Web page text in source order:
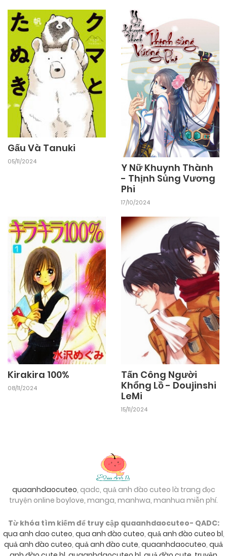
Gấu Và Tanuki
05/11/2024
Y Nữ Khuynh Thành
- Thịnh Sủng Vương
Phi
17/10/2024
Kirakira 100%
08/11/2024
Tấn Công Người
Khổng Lồ - Doujinshi
LeMi
15/11/2024
quaanhdaocuteo, qadc, quả anh đào cuteo là trang đọc
truyện online boylove, manga, manhwa, manhua miễn phí.
Từ khóa tìm kiếm để truy cập quaanhdaocuteo- QADC:
qua anh dao cuteo, qua anh đào cuteo, quả anh đào cuteo bl,
quả anh đào cuteo, quả anh đào cute, quaanhdaocuteo, quả